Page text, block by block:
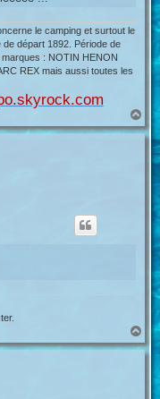
le camping et surtout le
départ 1892. Période de
: NOTIN HENON
REX mais aussi toutes les
a
u
a
u